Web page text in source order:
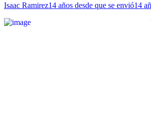
Isaac Ramirez14 años desde que se envió14